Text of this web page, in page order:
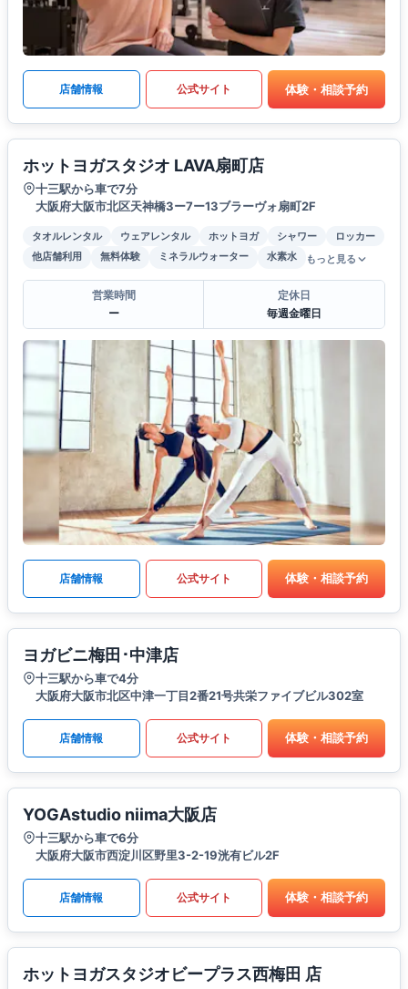
店舗情報 公式サイト 体験・相談予約
ホットヨガスタジオ LAVA扇町店
十三駅から車で7分
大阪府大阪市北区天神橋3ー7ー13ブラーヴォ扇町2F
タオルレンタル ウェアレンタル ホットヨガ シャワー
ロッカー
他店舗利用
無料体験 ミネラルウォーター 水素水 もっと見る
営業時間
ー
定休日
毎週金曜日
店舗情報 公式サイト 体験・相談予約
ヨガビニ梅田･中津店
十三駅から車で4分
大阪府大阪市北区中津一丁目2番21号共栄ファイブビル302室
店舗情報 公式サイト 体験・相談予約
YOGAstudio niima大阪店
十三駅から車で6分
大阪府大阪市西淀川区野里3-2-19洸有ビル2F
店舗情報 公式サイト 体験・相談予約
ホットヨガスタジオビープラス西梅田 店